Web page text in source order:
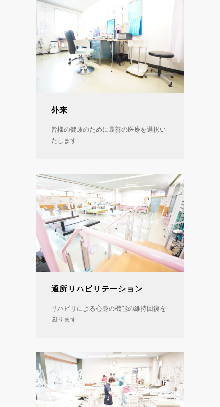
外来
皆様の健康のために最善の医療を選択い
たします
通所リハビリテーション
リハビリによる心身の機能の維持回復を
図ります